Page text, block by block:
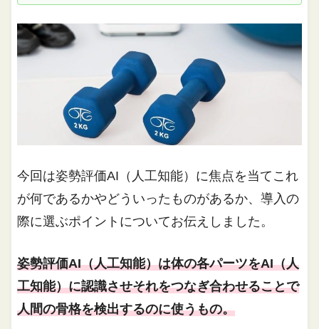
今回は姿勢評価AI（人工知能）に焦点を当てこれ
が何であるかやどういったものがあるか、導入の
際に選ぶポイントについてお伝えしました。
姿勢評価AI（人工知能）は体の各パーツをAI（人
工知能）に認識させそれをつなぎ合わせることで
人間の骨格を検出するのに使うもの。